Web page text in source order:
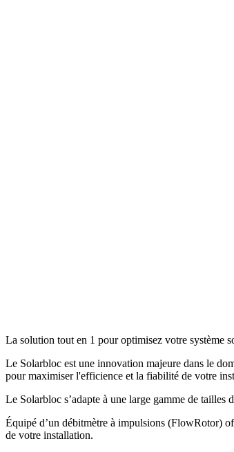
La solution tout en 1 pour optimisez votre système
Le Solarbloc est une innovation majeure dans le
pour maximiser l'efficience et la fiabilité de votre
Le Solarbloc s’adapte à une large gamme de
Équipé d’un débitmètre à impulsions (FlowRotor)
de votre installation.